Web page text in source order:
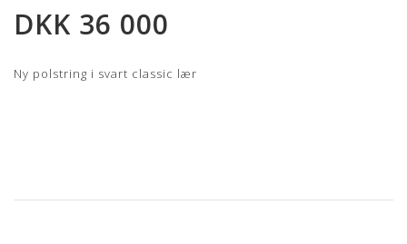
bildegalleri
DKK 36 000
Ny polstring i svart classic lær